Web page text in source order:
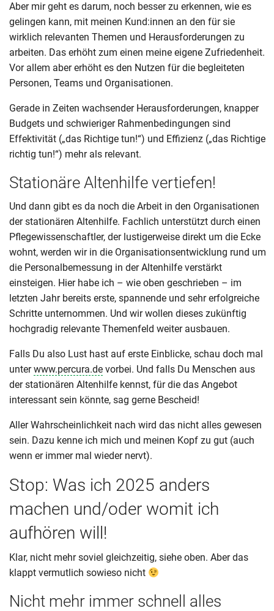
Aber mir geht es darum, noch besser zu erkennen, wie es
gelingen kann, mit meinen Kund:innen an den für sie
wirklich relevanten Themen und Herausforderungen zu
arbeiten. Das erhöht zum einen meine eigene Zufriedenheit.
Vor allem aber erhöht es den Nutzen für die begleiteten
Personen, Teams und Organisationen.
Gerade in Zeiten wachsender Herausforderungen, knapper
Budgets und schwieriger Rahmenbedingungen sind
Effektivität („das Richtige tun!“) und Effizienz („das Richtige
richtig tun!“) mehr als relevant.
Stationäre Altenhilfe vertiefen!
Und dann gibt es da noch die Arbeit in den Organisationen
der stationären Altenhilfe. Fachlich unterstützt durch einen
Pflegewissenschaftler, der lustigerweise direkt um die Ecke
wohnt, werden wir in die Organisationsentwicklung rund um
die Personalbemessung in der Altenhilfe verstärkt
einsteigen. Hier habe ich – wie oben geschrieben – im
letzten Jahr bereits erste, spannende und sehr erfolgreiche
Schritte unternommen. Und wir wollen dieses zukünftig
hochgradig relevante Themenfeld weiter ausbauen.
Falls Du also Lust hast auf erste Einblicke, schau doch mal
unterwww.percura.de vorbei. Und falls Du Menschen aus
der stationären Altenhilfe kennst, für die das Angebot
interessant sein könnte, sag gerne Bescheid!
Aller Wahrscheinlichkeit nach wird das nicht alles gewesen
sein. Dazu kenne ich mich und meinen Kopf zu gut (auch
wenn er immer mal wieder nervt).
Stop: Was ich 2025 anders
machen und/oder womit ich
aufhören will!
Klar, nicht mehr soviel gleichzeitig, siehe oben. Aber das
klappt vermutlich sowieso nicht
Nicht mehr immer schnell alles